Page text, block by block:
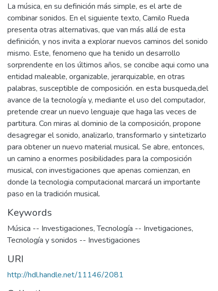
La música, en su definición más simple, es el arte de
combinar sonidos. En el siguiente texto, Camilo Rueda
presenta otras alternativas, que van más allá de esta
definición, y nos invita a explorar nuevos caminos del sonido
mismo. Este, fenomeno que ha tenido un desarrollo
sorprendente en los últimos años, se concibe aqui como una
entidad maleable, organizable, jerarquizable, en otras
palabras, susceptible de composición. en esta busqueda,del
avance de la tecnología y, mediante el uso del computador,
pretende crear un nuevo lenguaje que haga las veces de
partitura. Con miras al dominio de la composición, propone
desagregar el sonido, analizarlo, transformarlo y sintetizarlo
para obtener un nuevo material musical. Se abre, entonces,
un camino a enormes posibilidades para la composición
musical, con investigaciones que apenas comienzan, en
donde la tecnologia computacional marcará un importante
paso en la tradición musical.
Keywords
Música -- Investigaciones,Tecnología -- Invetigaciones,
Tecnología y sonidos -- Investigaciones
URI
http://hdl.handle.net/11146/2081